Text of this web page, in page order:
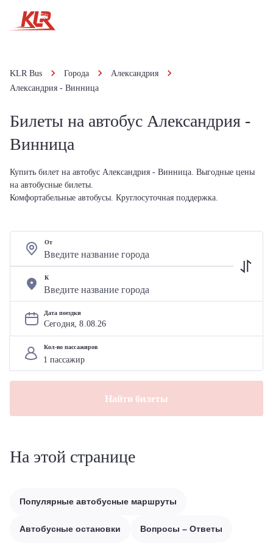
KLR Bus Города
Александрия
Александрия - Винница
Билеты на автобус Александрия -
Винница
Купить билет на автобус Александрия - Винница. Выгодные цены
на автобусные билеты.
Комфортабельные автобусы. Круглосуточная поддержка.
От
К
Дата поездки
Сегодня, 8.08.26
Кол-во пассажиров
Найти билеты
На этой странице
Популярные автобусные маршруты
Автобусные остановки Вопросы – Ответы